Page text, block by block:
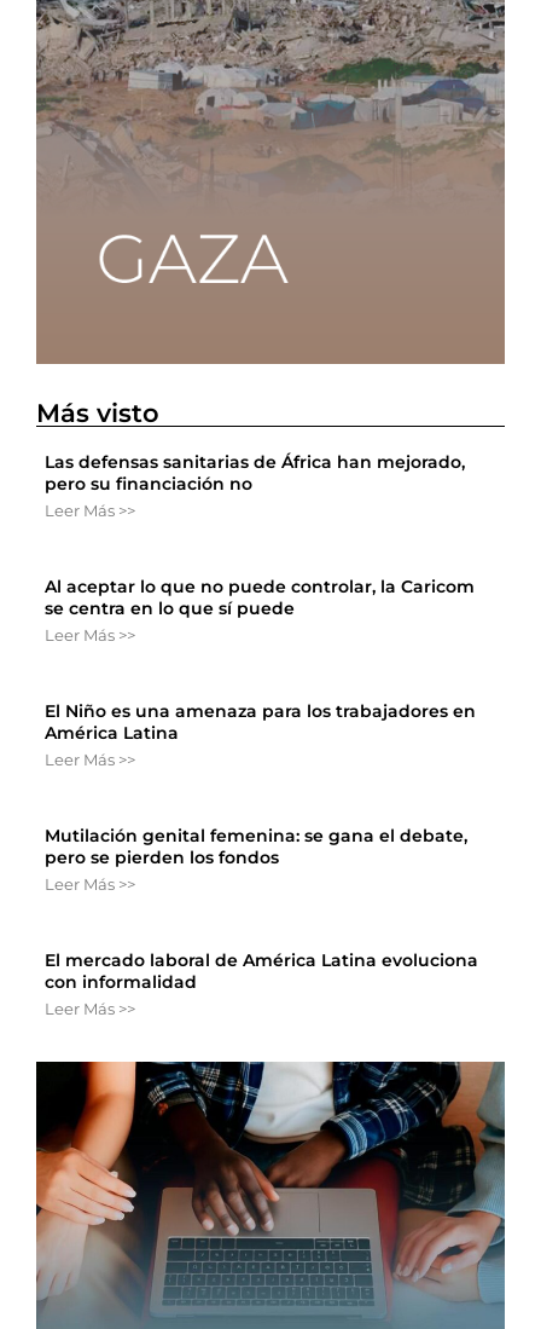
Más visto
Las defensas sanitarias de África han mejorado,
pero su financiación no
Leer Más >>
Al aceptar lo que no puede controlar, la Caricom
se centra en lo que sí puede
Leer Más >>
El Niño es una amenaza para los trabajadores en
América Latina
Leer Más >>
Mutilación genital femenina: se gana el debate,
pero se pierden los fondos
Leer Más >>
El mercado laboral de América Latina evoluciona
con informalidad
Leer Más >>